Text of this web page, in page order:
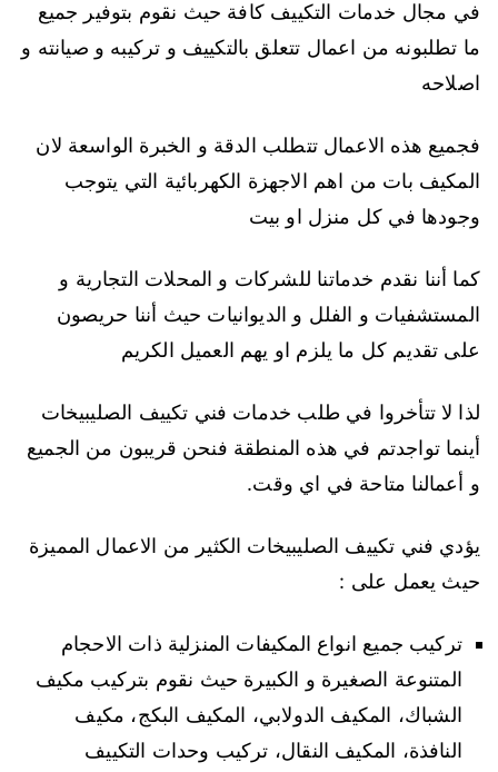
في مجال خدمات التكييف كافة حيث نقوم بتوفير جميع
ما تطلبونه من اعمال تتعلق بالتكييف و تركيبه و صيانته و
اصلاحه
فجميع هذه الاعمال تتطلب الدقة و الخبرة الواسعة لان
المكيف بات من اهم الاجهزة الكهربائية التي يتوجب
وجودها في كل منزل او بيت
كما أننا نقدم خدماتنا للشركات و المحلات التجارية و
المستشفيات و الفلل و الديوانيات حيث أننا حريصون
على تقديم كل ما يلزم او يهم العميل الكريم
لذا لا تتأخروا في طلب خدمات فني تكييف الصليبيخات
أينما تواجدتم في هذه المنطقة فنحن قريبون من الجميع
و أعمالنا متاحة في اي وقت.
يؤدي فني تكييف الصليبيخات الكثير من الاعمال المميزة
حيث يعمل على :
تركيب جميع انواع المكيفات المنزلية ذات الاحجام
المتنوعة الصغيرة و الكبيرة حيث نقوم بتركيب مكيف
الشباك، المكيف الدولابي، المكيف البكج، مكيف
النافذة، المكيف النقال، تركيب وحدات التكييف